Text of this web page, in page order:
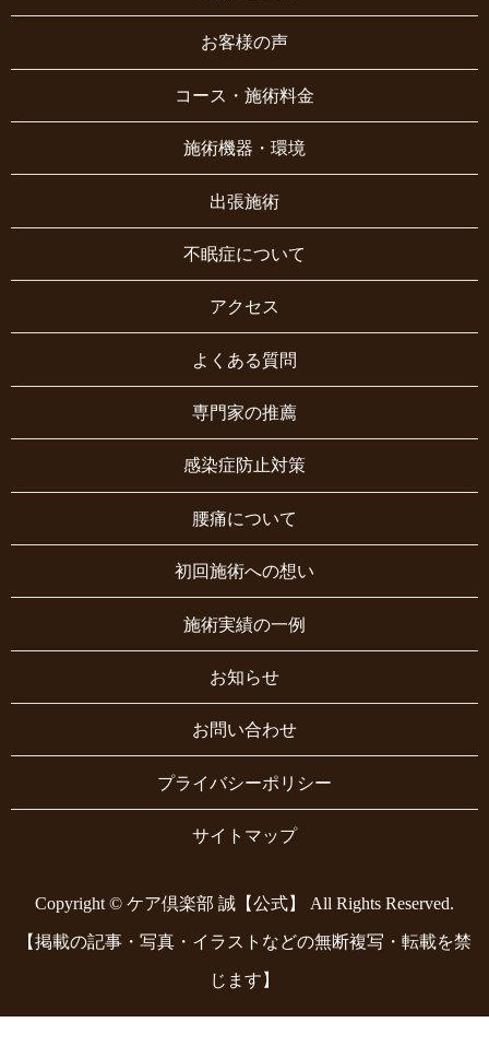
お客様の声
コース・施術料金
施術機器・環境
出張施術
不眠症について
アクセス
よくある質問
専門家の推薦
感染症防止対策
腰痛について
初回施術への想い
施術実績の一例
お知らせ
お問い合わせ
プライバシーポリシー
サイトマップ
Copyright © ケア倶楽部 誠【公式】 All Rights Reserved.
【掲載の記事・写真・イラストなどの無断複写・転載を禁
じます】